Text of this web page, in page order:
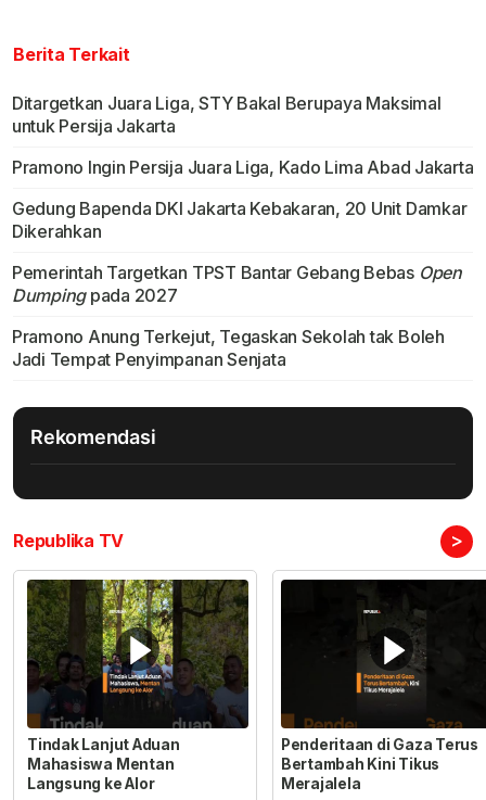
Berita Terkait
Ditargetkan Juara Liga, STY Bakal Berupaya Maksimal
untuk Persija Jakarta
Pramono Ingin Persija Juara Liga, Kado Lima Abad Jakarta
Gedung Bapenda DKI Jakarta Kebakaran, 20 Unit Damkar
Dikerahkan
Pemerintah Targetkan TPST Bantar Gebang Bebas Open
Dumpingpada 2027
Pramono Anung Terkejut, Tegaskan Sekolah tak Boleh
Jadi Tempat Penyimpanan Senjata
Rekomendasi
Republika TV >
Tindak Lanjut Aduan
Mahasiswa Mentan
Langsung ke Alor
Penderitaan di Gaza Terus
Bertambah Kini Tikus
Merajalela